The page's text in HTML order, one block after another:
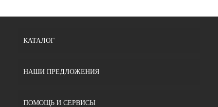
КАТАЛОГ
НАШИ ПРЕДЛОЖЕНИЯ
ПОМОЩЬ И СЕРВИСЫ